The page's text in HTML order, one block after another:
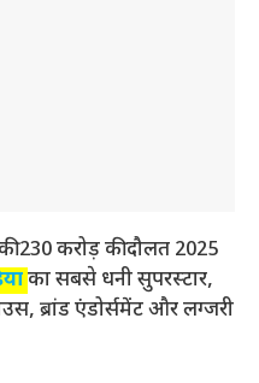
करोड़ की दौलत 2025
का सबसे धनी सुपरस्टार,
ब्रांड एंडोर्समेंट और लग्जरी